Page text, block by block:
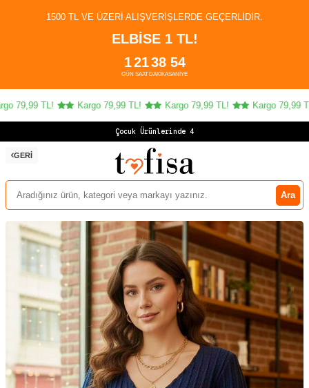
1500 TL VE ÜZERI ALIŞVERIŞLERDE GEÇERLIDIR.
ELBİSE 1 TL!
1
GÜN
21
SAAT
38
DAKIKA
53
SANIYE
79,99 TL! Kargo 79,99 TL! Kargo 79,99 TL! Kargo 79,99 TL!
Çocuk Ürünlerinde 4 AL
GERI
Ara